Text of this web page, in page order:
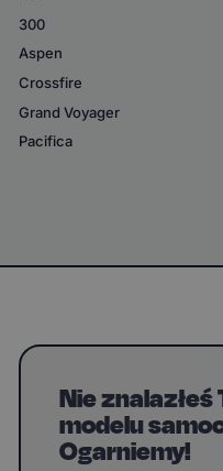
300
Aspen
Crossfire
Grand Voyager
Pacifica
Nie
modelu
Ogarniemy!